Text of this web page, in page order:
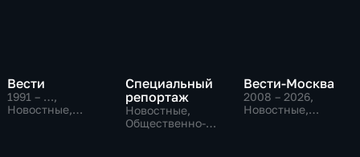
Вести
1991 – …,
Новостные,
Специальный
репортаж
Новостные,
Общественно-
Вести-Москва
2008 – 2026,
Новостные,